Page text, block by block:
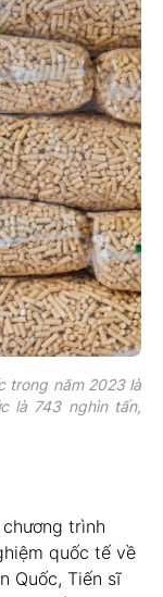
trong năm 2023 là
là 743 nghìn tấn,
trình
quốc tế về
Quốc, Tiến sĩ